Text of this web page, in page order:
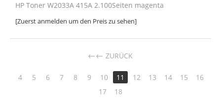
HP Toner W2033A 415A 2.100Seiten magenta
[Zuerst anmelden um den Preis zu sehen]
← ZURÜCK
4 5 6 7 8 9 10 11 12 13 14 15
16
17
18